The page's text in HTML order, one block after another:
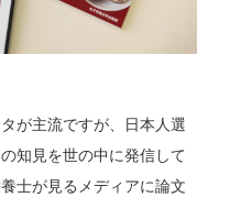
が主流ですが、日本人選
知見を世の中に発信して
士が見るメディアに論文